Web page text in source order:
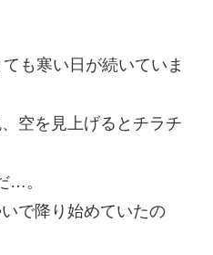
も寒い日が続いていま
空を見上げるとチラチ
…。
で降り始めていたの